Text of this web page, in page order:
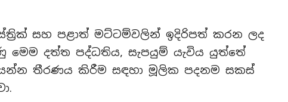
දිස්ත්‍රික් සහ පළාත් මට්ටම්වලින් ඉදිරිපත් කරන ලද
දත්ත පද්ධතිය, සැපයුම් යැවිය යුත්තේ
තීරණය කිරීම සඳහා මූලික පදනම සකස්